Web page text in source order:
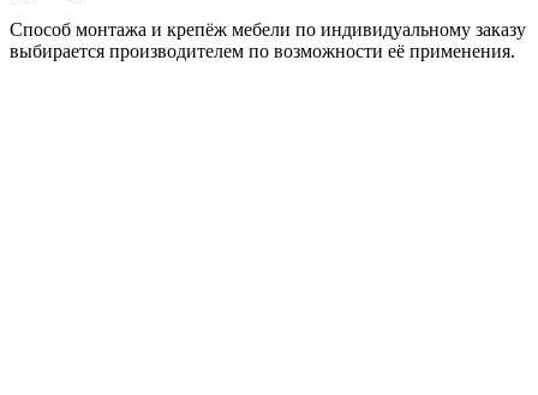
Способ монтажа и крепёж мебели по индивидуальному заказу
выбирается производителем по возможности её применения.